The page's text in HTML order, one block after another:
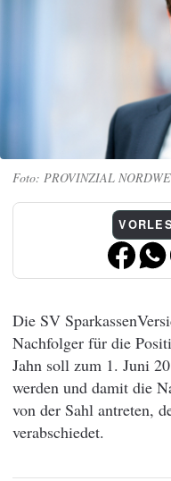
PROVINZIAL
Die SV
Nachfolger für die
Jahn soll zum 1. Juni
werden und damit die
von der Sahl antreten,
verabschiedet.